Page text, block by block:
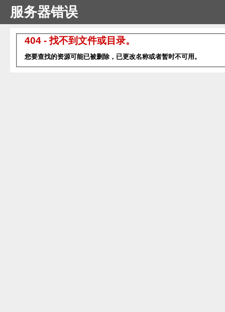
服务器错误
404 - 找不到文件或目录。
您要查找的资源可能已被删除，已更改名称或者暂时不可用。